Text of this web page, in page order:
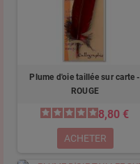
Plume d'oie taillée sur carte -
ROUGE
8,80 €
ACHETER